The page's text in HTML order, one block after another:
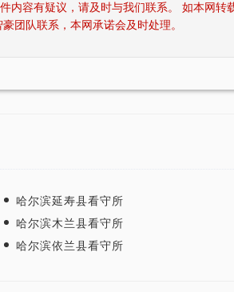
内容有疑议，请及时与我们联系。 如本网转
团队联系，本网承诺会及时处理。
哈尔滨延寿县看守所
哈尔滨木兰县看守所
哈尔滨依兰县看守所
”刘汉刘维全国特大涉黑
23日，湖北省咸宁市中级人民
余万元，论罪当处十年以上
金额有争议，提出排非申请，
告…
重庆某县
某省副厅